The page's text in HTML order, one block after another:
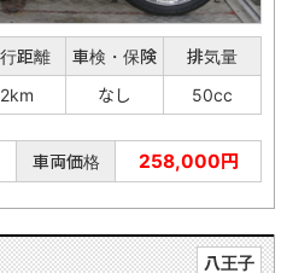
距離 車検・保険
排気量
2km なし 50cc
車両価格 258,000円
八王子